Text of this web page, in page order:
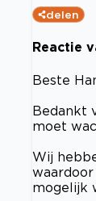
delen
Reactie
Beste
Bedankt
moet
Wij
mogelijk